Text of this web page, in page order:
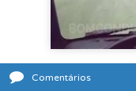
Comentários